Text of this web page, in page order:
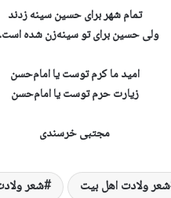
تمام شهر برای حسین سینه زدند
ولی حسین برای تو سینه‌زن شده
امید ما کرم توست یا امام‌حسن
زیارت حرم توست یا امام‌حسن
مجتبی خرسندی
شعر ولادت اهل بیت شعر